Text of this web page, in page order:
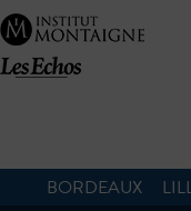
BORDEAUX